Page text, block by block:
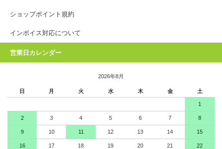
ショップポイント規約
インボイス対応について
営業日カレンダー
2026年8月
日 月 火 水 木 金 土
1
2 3 4 5 6 7 8
9 10 11 12 13 14 15
16 17 18 19 20 21 22